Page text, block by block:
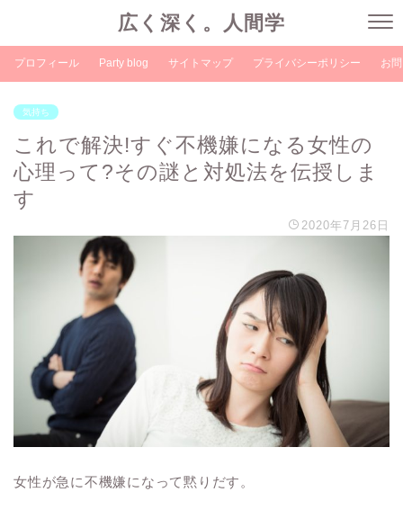
広く深く。人間学
プロフィール Party blog サイトマップ プライバシーポリシー お
気持ち
これで解決!すぐ不機嫌になる女性の
心理って?その謎と対処法を伝授しま
す
2020年7月26日
女性が急に不機嫌になって黙りだす。